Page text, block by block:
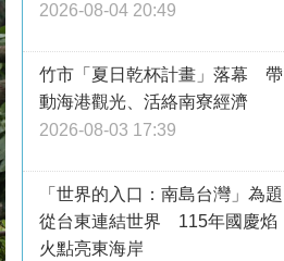
2026-08-04 20:49
竹市「夏日乾杯計畫」落幕 帶
動海港觀光、活絡南寮經濟
2026-08-03 17:39
「世界的入口：南島台灣」為題
從台東連結世界 115年國慶焰
火點亮東海岸